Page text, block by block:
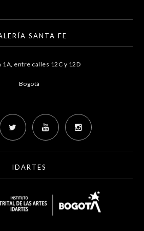
SANTA FE
1A, entre calles 12C y 12D
Bogotá
IDARTES